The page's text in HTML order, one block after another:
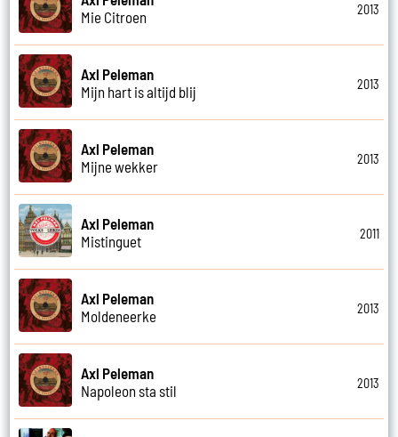
Mie Citroen
2013
Axl Peleman
Mijn hart is altijd blij
2013
Axl Peleman
Mijne wekker
2013
Axl Peleman
Mistinguet
2011
Axl Peleman
Moldeneerke
2013
Axl Peleman
Napoleon sta stil
2013